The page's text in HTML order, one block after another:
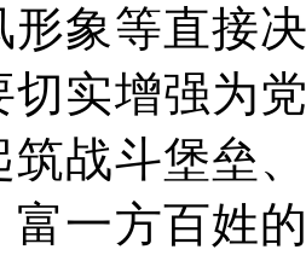
形象等直接
切实增强为
筑战斗堡垒
富一方百姓